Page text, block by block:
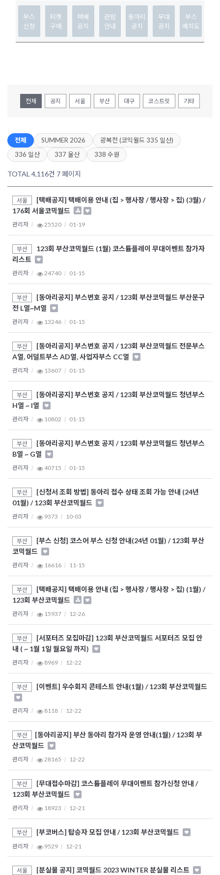
부스
신청
티켓
구매
택배
공지
관람
안내
동아리
공지
무대
공지
부스
배치도
전체 공지 서울 부산 대구 코스트릿 기타
전체 SUMMER 2026
광복전 (코믹월드 335 일산)
336 일산
337 울산 338 수원
TOTAL 4,116건 7 페이지
서울
[택배공지] 택배이용 안내 (집 > 행사장 / 행사장 > 집) (3월) /
176회 서울코믹월드
관리자 25520 01-19
부산
123회 부산코믹월드 (1월) 코스튬플레이 무대이벤트 참가자
리스트
관리자 24740 01-15
부산
[동아리공지] 부스번호 공지 / 123회 부산코믹월드 부산문구
전 L열~M열
관리자 13246 01-15
부산
[동아리공지] 부스번호 공지 / 123회 부산코믹월드 전문부스
A열, 어덜트부스 AD열, 사업자부스 CC열
관리자 13607 01-15
부산
[동아리공지] 부스번호 공지 / 123회 부산코믹월드 청년부스
H열 ~ I열
관리자 10802 01-15
부산
[동아리공지] 부스번호 공지 / 123회 부산코믹월드 청년부스
B열 ~ G열
관리자 40715 01-15
부산
[신청서 조회 방법] 동아리 접수 상태 조회 가능 안내 (24년
01월) / 123회 부산코믹월드
관리자 9373 10-03
부산
[부스 신청] 코스어 부스 신청 안내(24년 01월) / 123회 부산
코믹월드
관리자 16616 11-15
부산
[택배공지] 택배이용 안내 (집 > 행사장 / 행사장 > 집) (1월) /
123회 부산코믹월드
관리자 15937 12-26
부산
[서포터즈 모집마감] 123회 부산코믹월드 서포터즈 모집 안
내 ( ~ 1월 1일 월요일 까지)
관리자 8969 12-22
부산 [이벤트] 우수회지 콘테스트 안내(1월) / 123회 부산코믹월드
관리자 8118 12-22
부산
​[동아리공지] 부산 동아리 참가자 운영 안내(1월) / 123회 부
산코믹월드
관리자 28165 12-22
부산
[무대접수마감] 코스튬플레이 무대이벤트 참가신청 안내 /
123회 부산코믹월드
관리자 18923 12-21
부산 [부코버스] 탑승자 모집 안내 / 123회 부산코믹월드
관리자 9529 12-21
서울 [분실물 공지] 코믹월드 2023 WINTER 분실물 리스트